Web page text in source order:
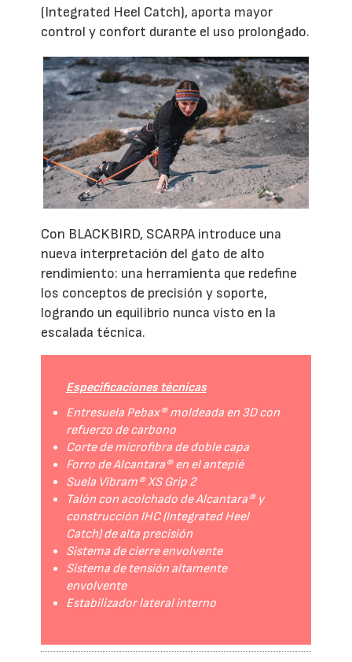
(Integrated Heel Catch), aporta mayor
control y confort durante el uso prolongado.
Con BLACKBIRD, SCARPA introduce una
nueva interpretación del gato de alto
rendimiento: una herramienta que redefine
los conceptos de precisión y soporte,
logrando un equilibrio nunca visto en la
escalada técnica.
Especificaciones técnicas
Entresuela Pebax® moldeada en 3D con
refuerzo de carbono
Corte de microfibra de doble capa
Forro de Alcantara® en el antepié
Suela Vibram® XS Grip 2
Talón con acolchado de Alcantara® y
construcción IHC (Integrated Heel
Catch) de alta precisión
Sistema de cierre envolvente
Sistema de tensión altamente
envolvente
Estabilizador lateral interno